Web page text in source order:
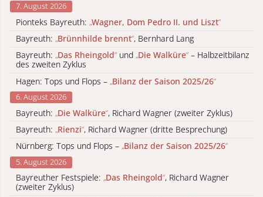
7. August 2026
Pionteks Bayreuth: „Wagner, Dom Pedro II. und Liszt“
Bayreuth: „Brünnhilde brennt“, Bernhard Lang
Bayreuth: „Das Rheingold“ und „Die Walküre“ – Halbzeitbilanz
des zweiten Zyklus
Hagen: Tops und Flops – „Bilanz der Saison 2025/26“
6. August 2026
Bayreuth: „Die Walküre“, Richard Wagner (zweiter Zyklus)
Bayreuth: „Rienzi“, Richard Wagner (dritte Besprechung)
Nürnberg: Tops und Flops – „Bilanz der Saison 2025/26“
5. August 2026
Bayreuther Festspiele: „Das Rheingold“, Richard Wagner
(zweiter Zyklus)